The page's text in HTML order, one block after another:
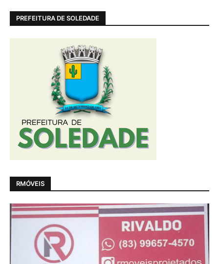
PREFEITURA DE SOLEDADE
RMÓVEIS